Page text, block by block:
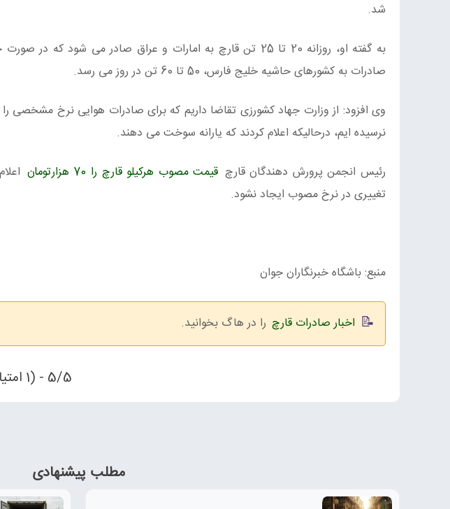
شد.
به گفته او، روزانه 20 تا 25 تن قارچ به امارات و عراق صادر می
صادرات به کشورهای حاشیه خلیج فارس، 50 تا 60 تن در روز می رسد.
نرسیده ایم، درحالیکه اعلام کردند که یارانه سوخت می دهند.
رئیس انجمن پرورش دهندگان قارچ قیمت مصوب هرکیلو قارچ را 70 هزارتومان
تغییری در نرخ مصوب ایجاد نشود.
منبع: باشگاه خبرنگاران جوان
اخبار صادرات قارچ را در هاگ بخوانید.
5/5 - (1 امتیاز)
مطلب پیشنهادی